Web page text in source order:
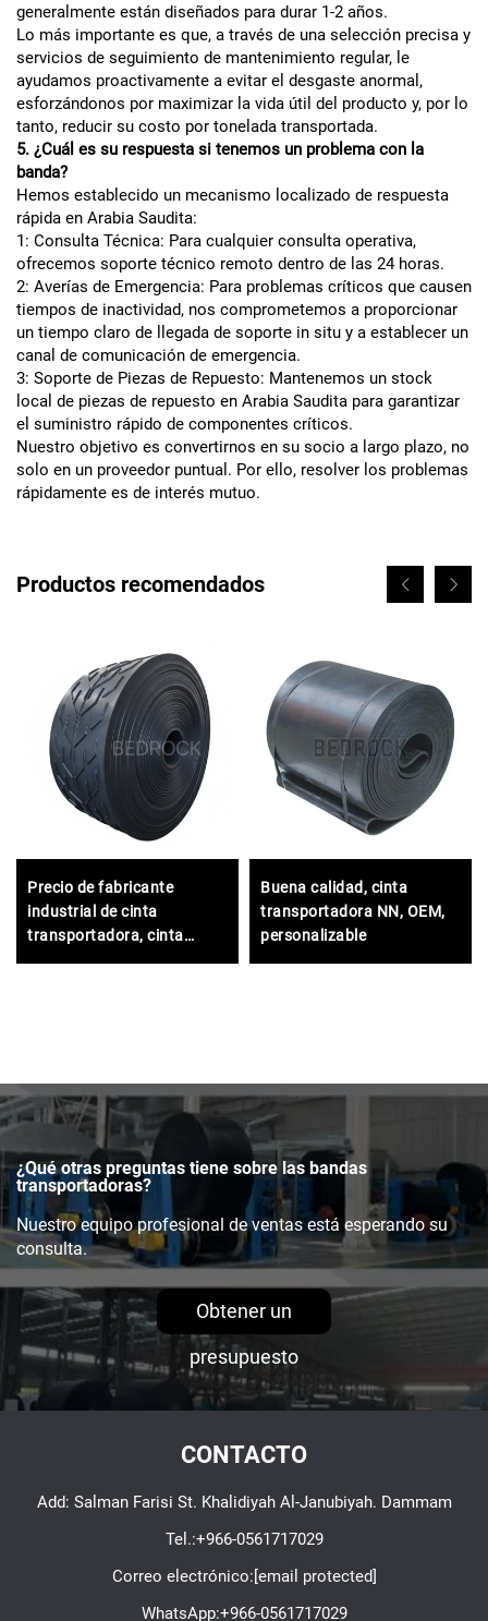
generalmente están diseñados para durar 1-2 años.
Lo más importante es que, a través de una selección precisa y
servicios de seguimiento de mantenimiento regular, le
ayudamos proactivamente a evitar el desgaste anormal,
esforzándonos por maximizar la vida útil del producto y, por lo
tanto, reducir su costo por tonelada transportada.
5. ¿Cuál es su respuesta si tenemos un problema con la
banda?
Hemos establecido un mecanismo localizado de respuesta
rápida en Arabia Saudita:
1: Consulta Técnica: Para cualquier consulta operativa,
ofrecemos soporte técnico remoto dentro de las 24 horas.
2: Averías de Emergencia: Para problemas críticos que causen
tiempos de inactividad, nos comprometemos a proporcionar
un tiempo claro de llegada de soporte in situ y a establecer un
canal de comunicación de emergencia.
3: Soporte de Piezas de Repuesto: Mantenemos un stock
local de piezas de repuesto en Arabia Saudita para garantizar
el suministro rápido de componentes críticos.
Nuestro objetivo es convertirnos en su socio a largo plazo, no
solo en un proveedor puntual. Por ello, resolver los problemas
rápidamente es de interés mutuo.
Productos recomendados
Precio de fabricante
industrial de cinta
transportadora, cinta
Buena calidad, cinta
transportadora NN, OEM,
personalizable
¿Qué otras preguntas tiene sobre las bandas
transportadoras?
Nuestro equipo profesional de ventas está esperando su
consulta.
Obtener un
presupuesto
CONTACTO
Add: Salman Farisi St. Khalidiyah Al-Janubiyah. Dammam
Tel.:+966-0561717029
Correo electrónico:[email protected]
WhatsApp:+966-0561717029